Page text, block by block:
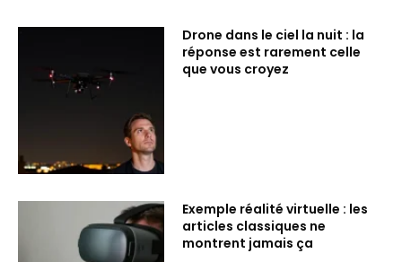
Drone dans le ciel la nuit : la
réponse est rarement celle
que vous croyez
Exemple réalité virtuelle : les
articles classiques ne
montrent jamais ça